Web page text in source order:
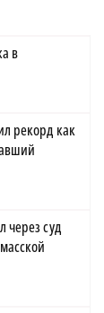
в
рекорд как
через суд